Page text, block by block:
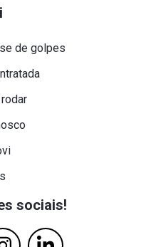
de golpes
sociais!